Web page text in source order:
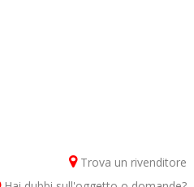
Trova un rivenditore